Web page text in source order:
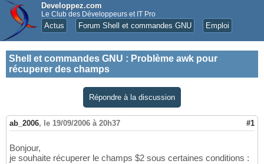
Developpez.com
Le Club des Développeurs et IT Pro
Actus Forum Shell et commandes GNU Emploi
Shell et commandes GNU : Problème awk pour
récuperer des champs
Répondre à la discussion
ab_2006, le 19/09/2006 à 20h37 #1
Bonjour,
je souhaite récuperer le champs $2 sous certaines conditions :